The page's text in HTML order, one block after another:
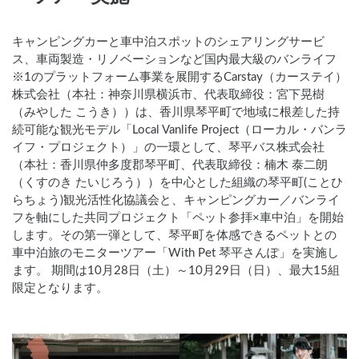
キャンピングカーと車中泊スポットのシェアリングサービ
ス、車両製造・リノベーションなど国内最大級のバンライフ
※1のプラットフォーム事業を展開するCarstay（カーステイ）
株式会社（本社：神奈川県横浜市、代表取締役：宮下晃樹
（みやした こうき））は、香川県琴平町で地域に根差した持
続可能な観光モデル「Local Vanlife Project（ローカル・バンラ
イフ・プロジェクト）」の一環として、琴平バス株式会社
（本社：香川県仲多度郡琴平町、代表取締役：楠木 泰二朗
（くすのき たいじろう））を中心とした組織の琴平町(ことひ
らちょう)観光活性化協議会と、キャンピングカー／バンライ
フを軸にした共同プロジェクト「ペット参拝×車中泊」を開始
します。その第一弾として、琴平町を体感できるペットとの
車中泊旅のモニターツアー「With Pet 琴平さんぽ」を実施し
ます。 期間は10月28日（土）～10月29日（日）、最大15組
限定となります。